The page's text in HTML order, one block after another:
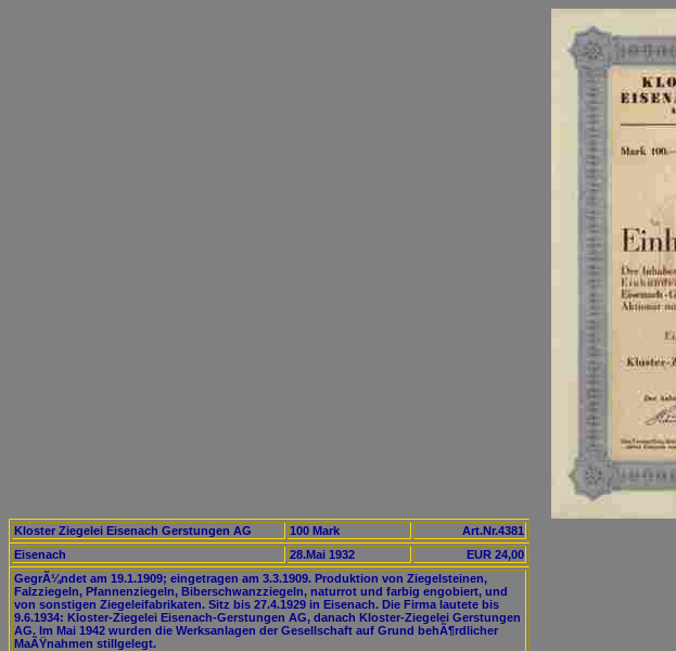
Kloster Ziegelei Eisenach Gerstungen AG 100 Mark
Art.Nr.4381
Eisenach
28.Mai 1932
EUR 24,00
GegrÃ¼ndet am 19.1.1909; eingetragen am 3.3.1909. Produktion von Ziegelsteinen,
Falzziegeln, Pfannenziegeln, Biberschwanzziegeln, naturrot und farbig engobiert, und
von sonstigen Ziegeleifabrikaten. Sitz bis 27.4.1929 in Eisenach. Die Firma lautete bis
9.6.1934: Kloster-Ziegelei Eisenach-Gerstungen AG, danach Kloster-Ziegelei Gerstungen
AG. Im Mai 1942 wurden die Werksanlagen der Gesellschaft auf Grund behÃ¶rdlicher
MaÃŸnahmen stillgelegt.